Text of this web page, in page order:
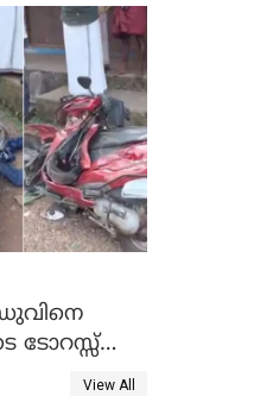
ടോറസ്സ്
View All